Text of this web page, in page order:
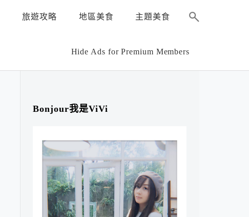
旅遊攻略 地區美食 主題美食
Hide Ads for Premium Members
Bonjour我是ViVi